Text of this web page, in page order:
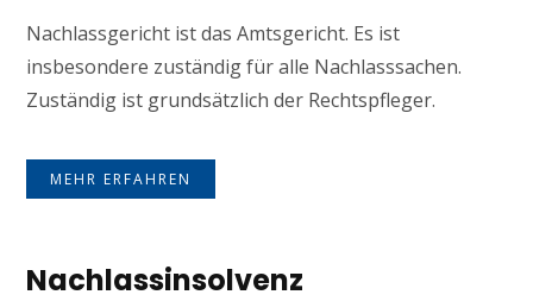
Nachlassgericht ist das Amtsgericht. Es ist
insbesondere zuständig für alle Nachlasssachen.
Zuständig ist grundsätzlich der Rechtspfleger.
MEHR ERFAHREN
Nachlassinsolvenz